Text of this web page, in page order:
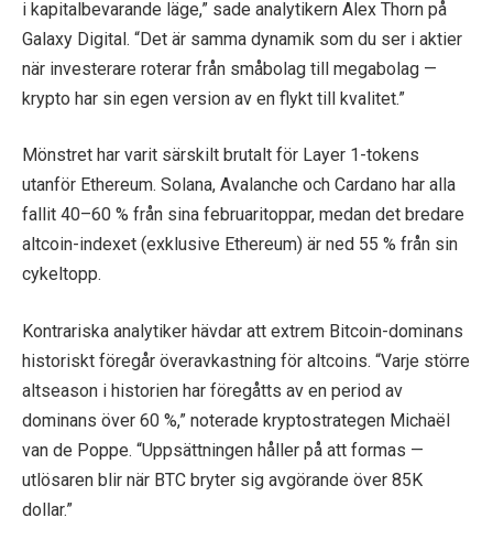
i kapitalbevarande läge,” sade analytikern Alex Thorn på
Galaxy Digital. “Det är samma dynamik som du ser i aktier
när investerare roterar från småbolag till megabolag —
krypto har sin egen version av en flykt till kvalitet.”
Mönstret har varit särskilt brutalt för Layer 1-tokens
utanför Ethereum. Solana, Avalanche och Cardano har alla
fallit 40–60 % från sina februaritoppar, medan det bredare
altcoin-indexet (exklusive Ethereum) är ned 55 % från sin
cykeltopp.
Kontrariska analytiker hävdar att extrem Bitcoin-dominans
historiskt föregår överavkastning för altcoins. “Varje större
altseason i historien har föregåtts av en period av
dominans över 60 %,” noterade kryptostrategen Michaël
van de Poppe. “Uppsättningen håller på att formas —
utlösaren blir när BTC bryter sig avgörande över 85K
dollar.”